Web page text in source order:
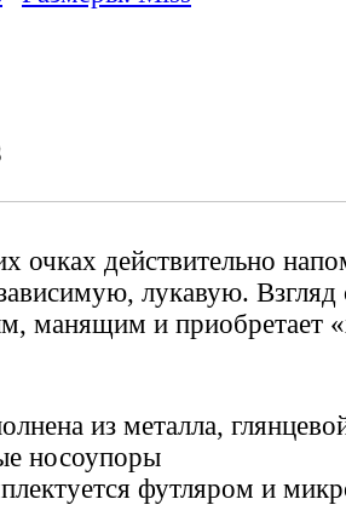
очках действительно
лукавую. Взгляд
манящим и приобретает
из металла,
носоупоры
футляром и